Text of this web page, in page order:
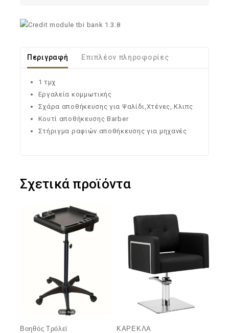
Περιγραφή Επιπλέον πληροφορίες
1 τμχ
Εργαλεία κομμωτικής
Σχάρα αποθήκευσης για Ψαλίδι,Χτένες, Κλιπς
Κουτί αποθήκευσης Barber
Στήριγμα ραφιών αποθήκευσης για μηχανές
Σχετικά προϊόντα
Βοηθός Τρόλεϊ ΚΑΡΕΚΛΑ